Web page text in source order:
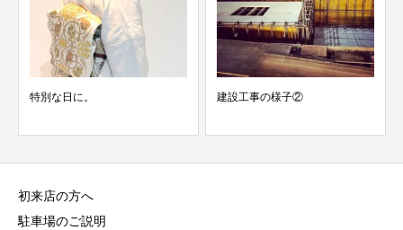
特別な日に。 建設工事の様子②
初来店の方へ
駐車場のご説明